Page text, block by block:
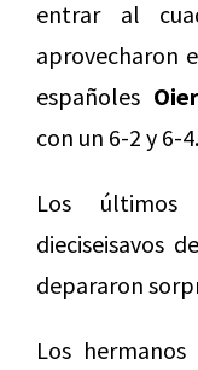
entrar al
aprovecharon
españoles
con un 6-2 y 6-4.
Los
dieciseisavos
depararon
Los hermanos